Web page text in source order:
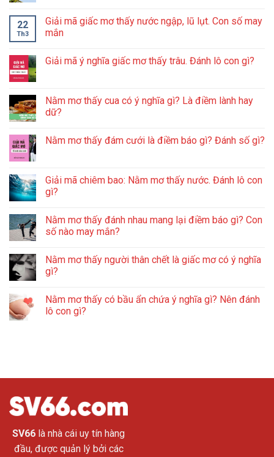
22
Th3
Giải mã giấc mơ thấy nước ngập, lũ lụt. Con số may
mắn
Giải mã ý nghĩa giấc mơ thấy trâu. Đánh lô con gì?
Nằm mơ thấy cua có ý nghĩa gì? Là điềm lành hay
dữ?
Nằm mơ thấy đám cưới là điềm báo gì? Đánh số gì?
Giải mã chiêm bao: Nằm mơ thấy nước. Đánh lô con
gì?
Nằm mơ thấy đánh nhau mang lại điềm báo gì? Con
số nào may mắn?
Nằm mơ thấy người thân chết là giấc mơ có ý nghĩa
gì?
Nằm mơ thấy có bầu ẩn chứa ý nghĩa gì? Nên đánh
lô con gì?
SV66 là nhà cái uy tín hàng
đầu, được quản lý bởi các